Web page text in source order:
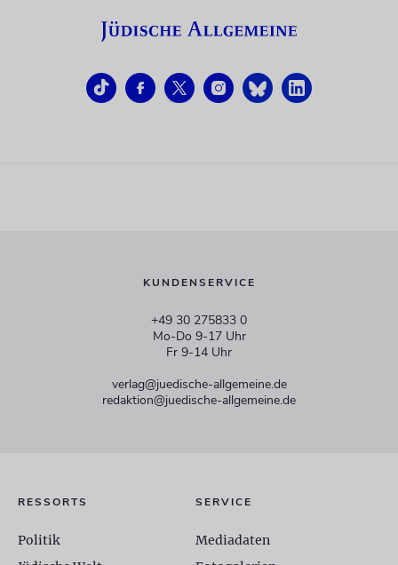
KUNDENSERVICE
+49 30 275833 0
Mo-Do 9-17 Uhr
Fr 9-14 Uhr
verlag@juedische-allgemeine.de
redaktion@juedische-allgemeine.de
RESSORTS
Politik
SERVICE
Mediadaten